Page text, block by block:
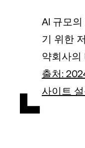
AI 규모
기 위한
약회사의
출처:
사이트